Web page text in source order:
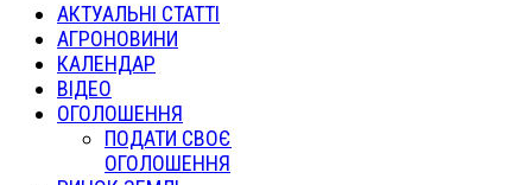
АКТУАЛЬНІ СТАТТІ
АГРОНОВИНИ
КАЛЕНДАР
ВІДЕО
ОГОЛОШЕННЯ
ПОДАТИ СВОЄ
ОГОЛОШЕННЯ